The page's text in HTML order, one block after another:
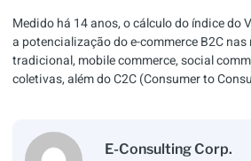
Medido há 14 anos, o cálculo do índice do
a potencialização do e-commerce B2C
tradicional, mobile commerce, social
coletivas, além do C2C (Consumer to
E-Consulting Corp.